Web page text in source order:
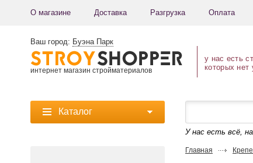
О магазине Доставка Разгрузка Оплата
Ваш город: Буэна Парк
интернет магазин стройматериалов
у нас есть
которых нет
Каталог
У нас есть всё,
Главная